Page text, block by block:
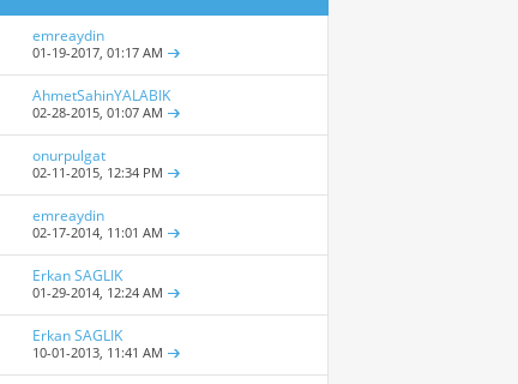
emreaydin
01-19-2017,01:17 AM
AhmetSahinYALABIK
02-28-2015,01:07 AM
onurpulgat
02-11-2015, 12:34 PM
emreaydin
02-17-2014, 11:01 AM
Erkan SAGLIK
01-29-2014, 12:24 AM
Erkan SAGLIK
10-01-2013, 11:41 AM